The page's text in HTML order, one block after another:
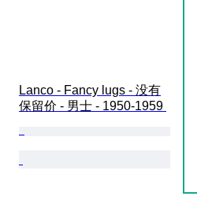
Lanco - Fancy lugs - 没有
保留价 - 男士 - 1950-1959